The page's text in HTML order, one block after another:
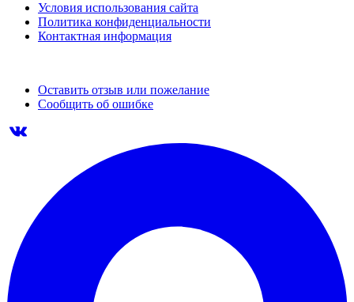
Условия использования сайта
Политика конфиденциальности
Контактная информация
Оставить отзыв или пожелание
Сообщить об ошибке